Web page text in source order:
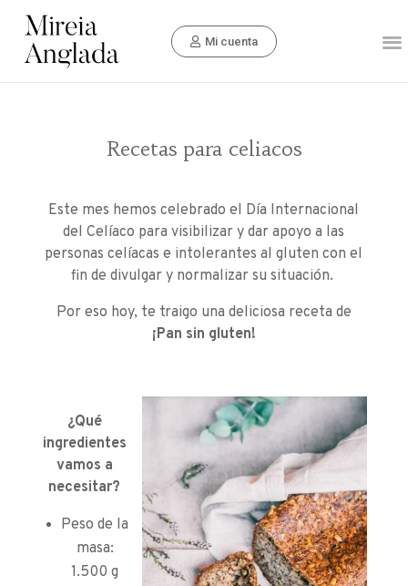
Mi cuenta
Recetas para celiacos
Este mes hemos celebrado el Día Internacional
del Celíaco para visibilizar y dar apoyo a las
personas celíacas e intolerantes al gluten con el
fin de divulgar y normalizar su situación.
Por eso hoy, te traigo una deliciosa receta de
¡Pan sin gluten!
¿Qué
ingredientes
vamos a
necesitar?
Peso de la
masa:
1.500 g